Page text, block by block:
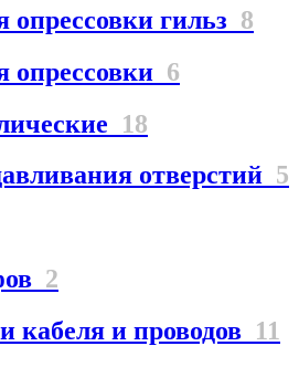
гильз 8
опрессовки 6
18
отверстий 5
2
кабеля и проводов 11